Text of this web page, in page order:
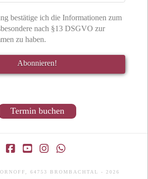
bestätige ich die Informationen zum
nach §13 DSGVO zur
zu haben.
Termin buchen
64753 BROMBACHTAL - 2026